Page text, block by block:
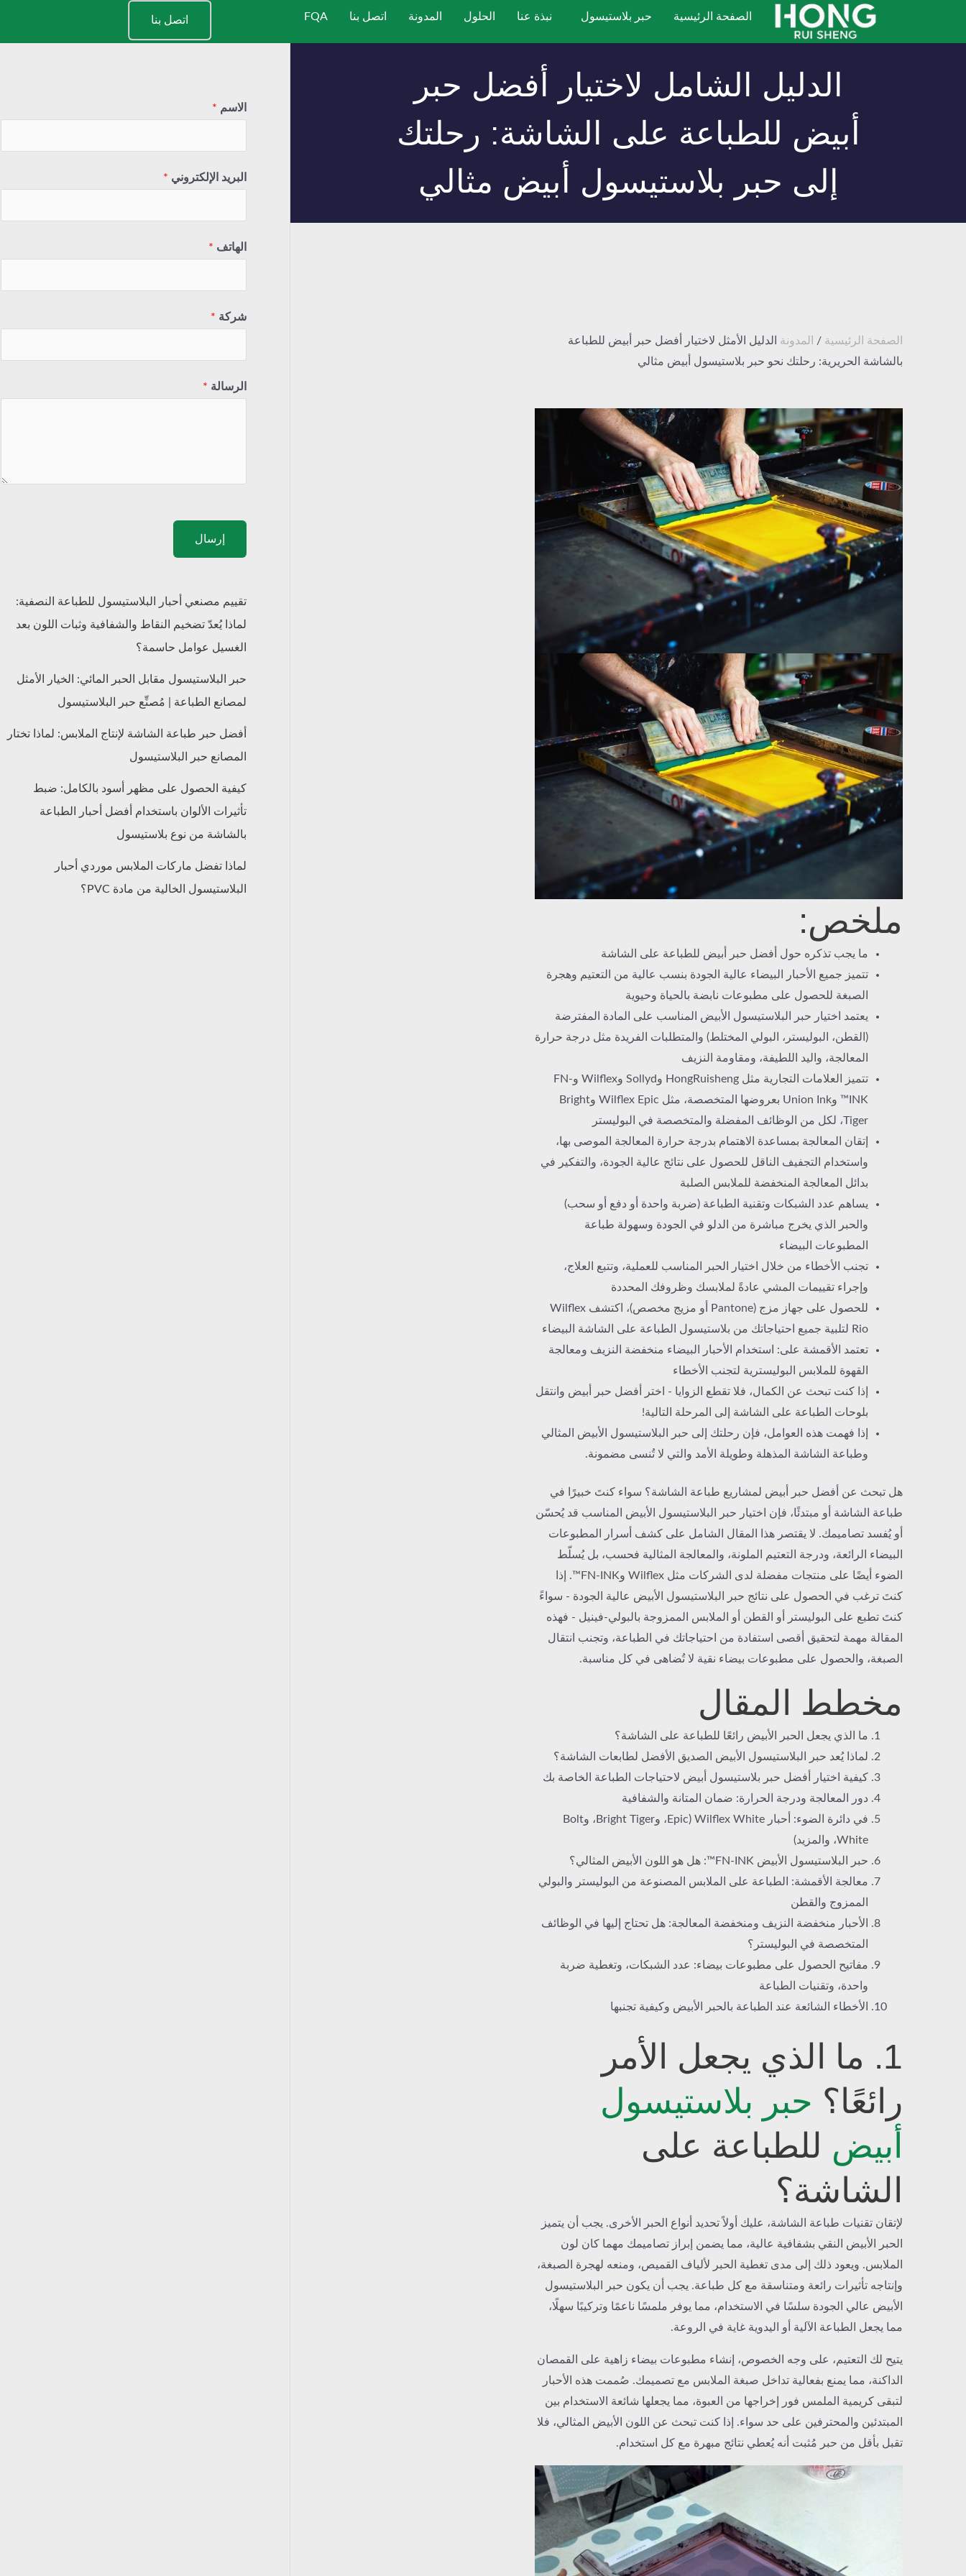
الصفحة الرئيسية حبر بلاستيسول نبذة عنا الحلول المدونة اتصل بنا FQA اتصل بنا
الدليل الشامل لاختيار أفضل حبر
أبيض للطباعة على الشاشة: رحلتك
إلى حبر بلاستيسول أبيض مثالي
الصفحة الرئيسية / المدونة الدليل الأمثل لاختيار أفضل حبر أبيض للطباعة
بالشاشة الحريرية: رحلتك نحو حبر بلاستيسول أبيض مثالي
ملخص:
ما يجب تذكره حول أفضل حبر أبيض للطباعة على الشاشة
تتميز جميع الأحبار البيضاء عالية الجودة بنسب عالية من التعتيم وهجرة
الصبغة للحصول على مطبوعات نابضة بالحياة وحيوية
يعتمد اختيار حبر البلاستيسول الأبيض المناسب على المادة المفترضة
(القطن، البوليستر، البولي المختلط) والمتطلبات الفريدة مثل درجة حرارة
المعالجة، واليد اللطيفة، ومقاومة النزيف
تتميز العلامات التجارية مثل HongRuisheng وSollyd وWilflex وFN-
INK™ وUnion Ink بعروضها المتخصصة، مثل Wilflex Epic وBright
Tiger، لكل من الوظائف المفضلة والمتخصصة في البوليستر
إتقان المعالجة بمساعدة الاهتمام بدرجة حرارة المعالجة الموصى بها،
واستخدام التجفيف الناقل للحصول على نتائج عالية الجودة، والتفكير في
بدائل المعالجة المنخفضة للملابس الصلبة
يساهم عدد الشبكات وتقنية الطباعة (ضربة واحدة أو دفع أو سحب)
والحبر الذي يخرج مباشرة من الدلو في الجودة وسهولة طباعة
المطبوعات البيضاء
تجنب الأخطاء من خلال اختيار الحبر المناسب للعملية، وتتبع العلاج،
وإجراء تقييمات المشي عادةً لملابسك وظروفك المحددة
للحصول على جهاز مزج (Pantone أو مزيج مخصص)، اكتشف Wilflex
Rio لتلبية جميع احتياجاتك من بلاستيسول الطباعة على الشاشة البيضاء
تعتمد الأقمشة على: استخدام الأحبار البيضاء منخفضة النزيف ومعالجة
القهوة للملابس البوليسترية لتجنب الأخطاء
إذا كنت تبحث عن الكمال، فلا تقطع الزوايا - اختر أفضل حبر أبيض وانتقل
بلوحات الطباعة على الشاشة إلى المرحلة التالية!
إذا فهمت هذه العوامل، فإن رحلتك إلى حبر البلاستيسول الأبيض المثالي
وطباعة الشاشة المذهلة وطويلة الأمد والتي لا تُنسى مضمونة.
هل تبحث عن أفضل حبر أبيض لمشاريع طباعة الشاشة؟ سواء كنتَ خبيرًا في
طباعة الشاشة أو مبتدئًا، فإن اختيار حبر البلاستيسول الأبيض المناسب قد يُحسّن
أو يُفسد تصاميمك. لا يقتصر هذا المقال الشامل على كشف أسرار المطبوعات
البيضاء الرائعة، ودرجة التعتيم الملونة، والمعالجة المثالية فحسب، بل يُسلّط
الضوء أيضًا على منتجات مفضلة لدى الشركات مثل Wilflex وFN-INK™. إذا
كنتَ ترغب في الحصول على نتائج حبر البلاستيسول الأبيض عالية الجودة - سواءً
كنتَ تطبع على البوليستر أو القطن أو الملابس الممزوجة بالبولي-فينيل - فهذه
المقالة مهمة لتحقيق أقصى استفادة من احتياجاتك في الطباعة، وتجنب انتقال
الصبغة، والحصول على مطبوعات بيضاء نقية لا تُضاهى في كل مناسبة.
مخطط المقال
ما الذي يجعل الحبر الأبيض رائعًا للطباعة على الشاشة؟
لماذا يُعد حبر البلاستيسول الأبيض الصديق الأفضل لطابعات الشاشة؟
كيفية اختيار أفضل حبر بلاستيسول أبيض لاحتياجات الطباعة الخاصة بك
دور المعالجة ودرجة الحرارة: ضمان المتانة والشفافية
في دائرة الضوء: أحبار Wilflex White (Epic، وBright Tiger، وBolt
White، والمزيد)
حبر البلاستيسول الأبيض FN-INK™: هل هو اللون الأبيض المثالي؟
معالجة الأقمشة: الطباعة على الملابس المصنوعة من البوليستر والبولي
الممزوج والقطن
الأحبار منخفضة النزيف ومنخفضة المعالجة: هل تحتاج إليها في الوظائف
المتخصصة في البوليستر؟
مفاتيح الحصول على مطبوعات بيضاء: عدد الشبكات، وتغطية ضربة
واحدة، وتقنيات الطباعة
الأخطاء الشائعة عند الطباعة بالحبر الأبيض وكيفية تجنبها
1. ما الذي يجعل الأمر
رائعًا؟ حبر بلاستيسول
أبيض للطباعة على
الشاشة؟
لإتقان تقنيات طباعة الشاشة، عليك أولاً تحديد أنواع الحبر الأخرى. يجب أن يتميز
الحبر الأبيض النقي بشفافية عالية، مما يضمن إبراز تصاميمك مهما كان لون
الملابس. ويعود ذلك إلى مدى تغطية الحبر لألياف القميص، ومنعه لهجرة الصبغة،
وإنتاجه تأثيرات رائعة ومتناسقة مع كل طباعة. يجب أن يكون حبر البلاستيسول
الأبيض عالي الجودة سلسًا في الاستخدام، مما يوفر ملمسًا ناعمًا وتركيبًا سهلًا،
مما يجعل الطباعة الآلية أو اليدوية غاية في الروعة.
يتيح لك التعتيم، على وجه الخصوص، إنشاء مطبوعات بيضاء زاهية على القمصان
الداكنة، مما يمنع بفعالية تداخل صبغة الملابس مع تصميمك. صُممت هذه الأحبار
لتبقى كريمية الملمس فور إخراجها من العبوة، مما يجعلها شائعة الاستخدام بين
المبتدئين والمحترفين على حد سواء. إذا كنت تبحث عن اللون الأبيض المثالي، فلا
تقبل بأقل من حبر مُثبت أنه يُعطي نتائج مبهرة مع كل استخدام.
الاسم *
البريد الإلكتروني *
الهاتف *
شركة *
الرسالة *
إرسال
تقييم مصنعي أحبار البلاستيسول للطباعة النصفية:
لماذا يُعدّ تضخيم النقاط والشفافية وثبات اللون بعد
الغسيل عوامل حاسمة؟
حبر البلاستيسول مقابل الحبر المائي: الخيار الأمثل
لمصانع الطباعة | مُصنِّع حبر البلاستيسول
أفضل حبر طباعة الشاشة لإنتاج الملابس: لماذا تختار
المصانع حبر البلاستيسول
كيفية الحصول على مظهر أسود بالكامل: ضبط
تأثيرات الألوان باستخدام أفضل أحبار الطباعة
بالشاشة من نوع بلاستيسول
لماذا تفضل ماركات الملابس موردي أحبار
البلاستيسول الخالية من مادة PVC؟